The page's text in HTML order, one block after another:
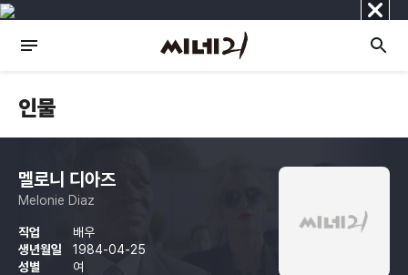
닫
기
인물
멜로니 디아즈
Melonie Diaz
직업
배우
생년월일
1984-04-25
성별
여